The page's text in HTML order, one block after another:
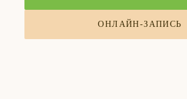
ОНЛАЙН-ЗАПИСЬ